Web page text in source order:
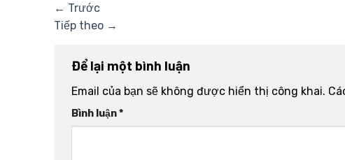
← Trước
Tiếp theo →
Để lại một bình luận
Email của bạn sẽ không được hiển thị công khai.
Bình luận*